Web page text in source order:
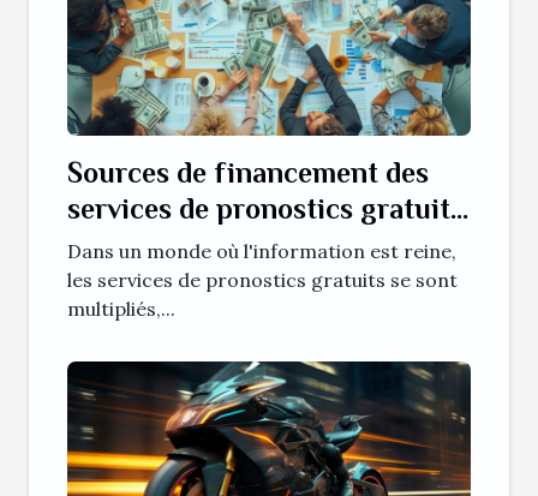
Sources de financement des
services de pronostics gratuits
et leurs implications
Dans un monde où l'information est reine,
les services de pronostics gratuits se sont
multipliés,...